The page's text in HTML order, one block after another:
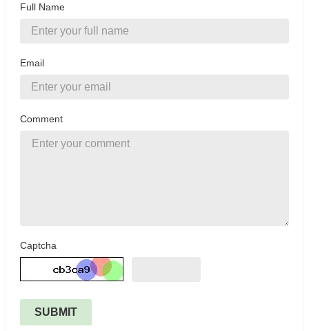
Full Name
Email
Comment
Captcha
SUBMIT